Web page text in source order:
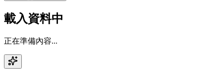
載入資料中
正在準備內容...